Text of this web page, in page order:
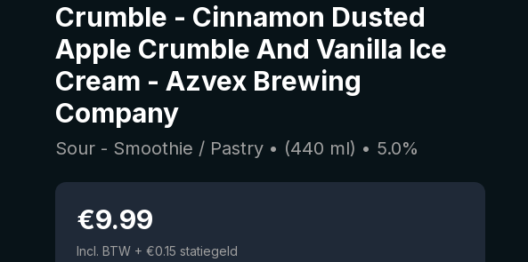
Crumble - Cinnamon Dusted
Apple Crumble And Vanilla Ice
Cream -Azvex Brewing
Company
Sour - Smoothie / Pastry • (440 ml) • 5.0%
€9.99
Incl. BTW + €0.15 statiegeld